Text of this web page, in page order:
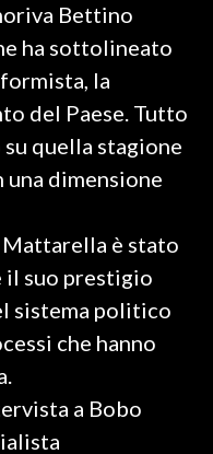
Bettino
ha sottolineato
la
del Paese. Tutto
quella stagione
dimensione
è stato
il suo prestigio
sistema politico
che hanno
a Bobo